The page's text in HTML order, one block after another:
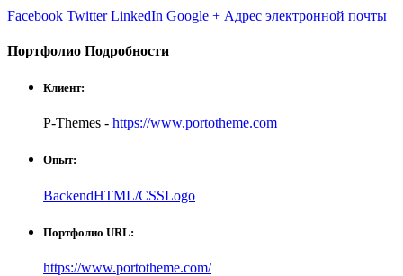
Facebook Twitter LinkedIn Google + Адрес электронной почты
Портфолио Подробности
Клиент:
P-Themes - https://www.portotheme.com
Опыт:
BackendHTML/CSSLogo
Портфолио URL:
https://www.portotheme.com/